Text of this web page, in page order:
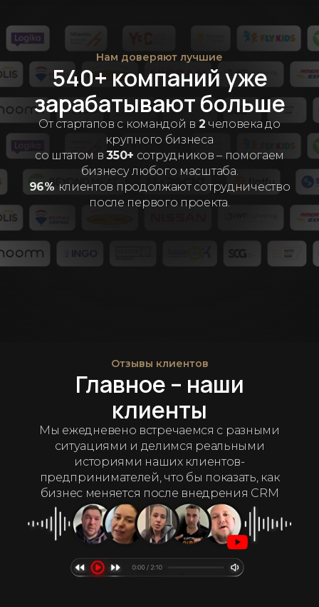
Нам доверяют лучшие
540+ компаний уже
зарабатывают больше
От стартапов с командой в 2 человека до
крупного бизнеса
со штатом в350+ сотрудников – помогаем
бизнесу любого масштаба.
96% клиентов продолжают сотрудничество
после первого проекта.
Отзывы клиентов
Главное – наши
клиенты
Мы ежедневено встречаемся с разными
ситуациями и делимся реальными
историями наших клиентов-
предпринимателей, что бы показать, как
бизнес меняется после внедрения CRM